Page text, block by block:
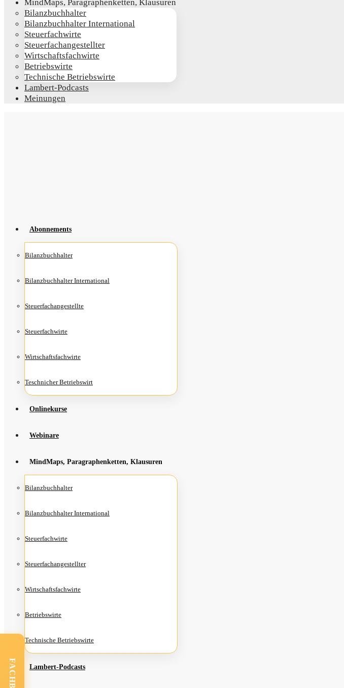
Mind­Maps, Para­gra­phen­ket­ten, Klausuren
Bilanz­buch­hal­ter
Bilanz­buch­hal­ter International
Steu­er­fach­wir­te
Steu­er­fach­an­ge­stell­ter
Wirt­schafts­fach­wir­te
Betriebs­wir­te
Tech­ni­sche Betriebswirte
Lam­­bert-Pod­­casts
Mei­nun­gen
Abon­ne­ments
Bilanz­buch­hal­ter
Bilanz­buch­hal­ter International
Steu­er­fach­an­ge­stell­te
Steu­er­fach­wir­te
Wirt­schafts­fach­wir­te
Teschni­cher Betriebswirt
Online­kur­se
Web­i­na­re
Mind­Maps, Para­gra­phen­ket­ten, Klausuren
Bilanz­buch­hal­ter
Bilanz­buch­hal­ter International
Steu­er­fach­wir­te
Steu­er­fach­an­ge­stell­ter
Wirt­schafts­fach­wir­te
Betriebs­wir­te
Tech­ni­sche Betriebswirte
Lam­­bert-Pod­­casts